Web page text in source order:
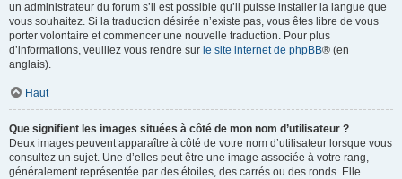
un administrateur du forum s’il est possible qu’il puisse installer la langue que
vous souhaitez. Si la traduction désirée n’existe pas, vous êtes libre de vous
porter volontaire et commencer une nouvelle traduction. Pour plus
d’informations, veuillez vous rendre sur le site internet de phpBB® (en
anglais).
Haut
Que signifient les images situées à côté de mon nom d’utilisateur ?
Deux images peuvent apparaître à côté de votre nom d’utilisateur lorsque vous
consultez un sujet. Une d’elles peut être une image associée à votre rang,
généralement représentée par des étoiles, des carrés ou des ronds. Elle